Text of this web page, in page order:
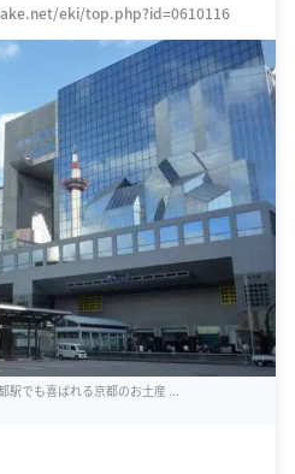
eki/top.php?id=0610116
駅でも喜ばれる京都のお土産 ...